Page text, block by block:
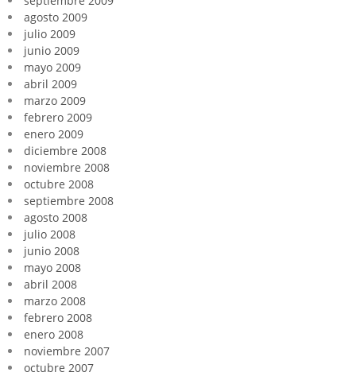
agosto 2009
julio 2009
junio 2009
mayo 2009
abril 2009
marzo 2009
febrero 2009
enero 2009
diciembre 2008
noviembre 2008
octubre 2008
septiembre 2008
agosto 2008
julio 2008
junio 2008
mayo 2008
abril 2008
marzo 2008
febrero 2008
enero 2008
noviembre 2007
octubre 2007